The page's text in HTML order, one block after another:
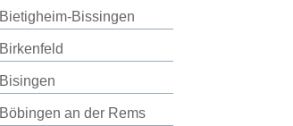
Bietigheim-Bissingen
Birkenfeld
Bisingen
Böbingen an der Rems